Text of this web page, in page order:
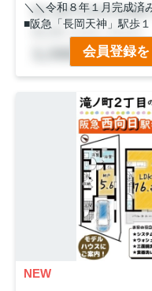
＼＼令和８年１月完成済
■阪急「長岡天神」駅歩
■JR「長岡京」駅歩１１
■前道ゆったり６ｍ
→車通りが少ない前道な
会員登録
NEW